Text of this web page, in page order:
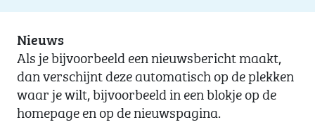
Nieuws
Als je bijvoorbeeld een nieuwsbericht maakt,
dan verschijnt deze automatisch op de plekken
waar je wilt, bijvoorbeeld in een blokje op de
homepage en op de nieuwspagina.